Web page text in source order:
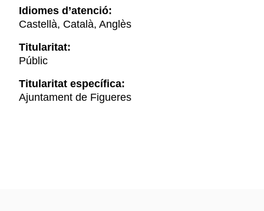
Idiomes d’atenció:
Castellà, Català, Anglès
Titularitat:
Públic
Titularitat específica:
Ajuntament de Figueres